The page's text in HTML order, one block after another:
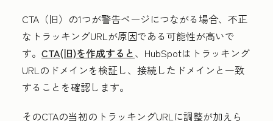
CTA（旧）の1つが警告ページにつながる場合、不正
なトラッキングURLが原因である可能性が高いで
す。 CTA(旧)を作成すると、HubSpotはトラッキング
URLのドメインを検証し、接続したドメインと一致
することを確認します。
そのCTAの当初のトラッキングURLに調整が加えら